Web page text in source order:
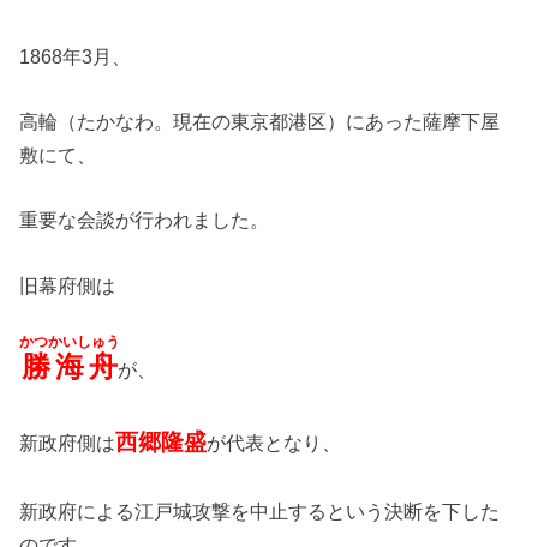
1868年3月、
高輪（たかなわ。現在の東京都港区）にあった薩摩下屋
敷にて、
重要な会談が行われました。
旧幕府側は
勝海舟
かつかいしゅう
が、
新政府側は西郷隆盛が代表となり、
新政府による江戸城攻撃を中止するという決断を下した